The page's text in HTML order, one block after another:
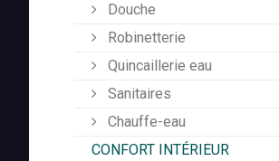
Douche
Robinetterie
Quincaillerie eau
Sanitaires
Chauffe-eau
CONFORT INTÉRIEUR